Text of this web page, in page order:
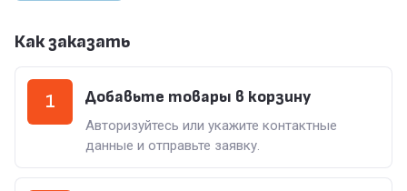
Как заказать
1 Добавьте товары в корзину
Авторизуйтесь или укажите контактные
данные и отправьте заявку.